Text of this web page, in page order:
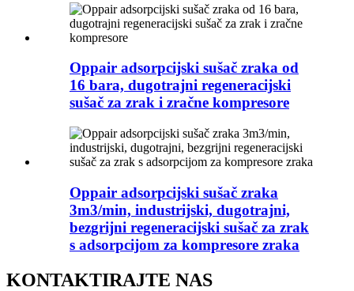
Oppair adsorpcijski sušač zraka od
16 bara, dugotrajni regeneracijski
sušač za zrak i zračne kompresore
Oppair adsorpcijski sušač zraka
3m3/min, industrijski, dugotrajni,
bezgrijni regeneracijski sušač za zrak
s adsorpcijom za kompresore zraka
KONTAKTIRAJTE NAS